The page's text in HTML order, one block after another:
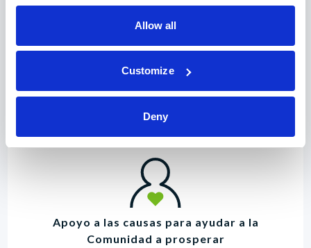
Allow all
Customize
Deny
Asesoramiento de expertos y abogado
proporcionado por un verdadero socio
Apoyo a las causas para ayudar a la
Comunidad a prosperar